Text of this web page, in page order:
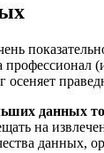
осеняет
данных
на
данных,